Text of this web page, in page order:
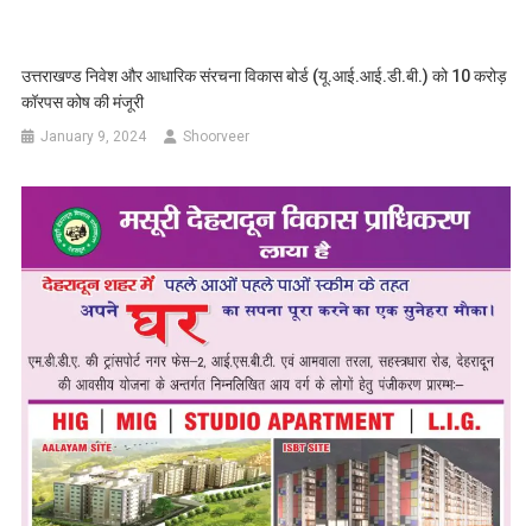
उत्तराखण्ड निवेश और आधारिक संरचना विकास बोर्ड (यू.आई.आई.डी.बी.) को 10 करोड़
कॉरपस कोष की मंजूरी
January 9, 2024 Shoorveer